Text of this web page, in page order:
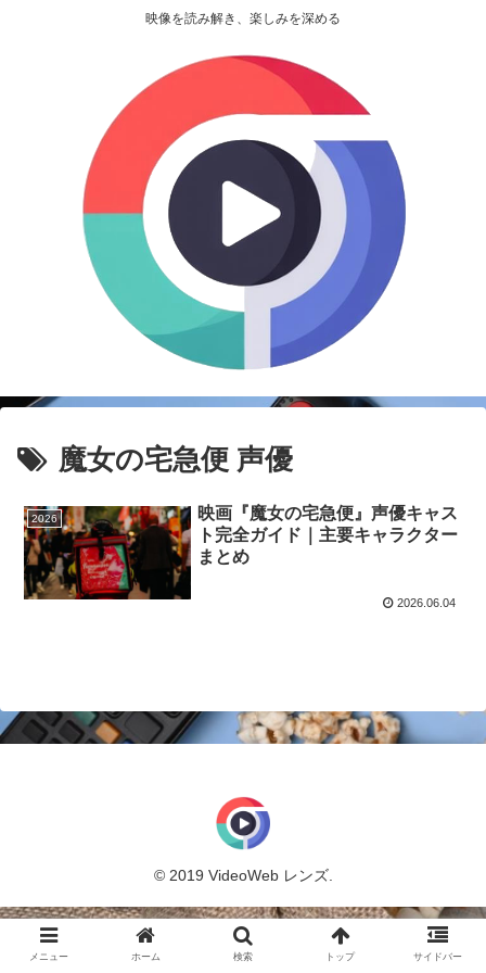
映像を読み解き、楽しみを深める
魔女の宅急便 声優
2026
映画『魔女の宅急便』声優キャス
ト完全ガイド｜主要キャラクター
まとめ
2026.06.04
© 2019 VideoWeb レンズ.
メニュー ホーム 検索 トップ サイドバー